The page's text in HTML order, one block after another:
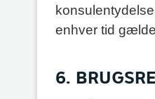
enhver tid
6.